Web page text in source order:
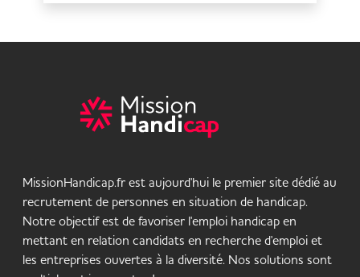
MissionHandicap.fr est aujourd'hui le premier site dédié au
recrutement de personnes en situation de handicap.
Notre objectif est de favoriser l'emploi handicap en
mettant en relation candidats en recherche d'emploi et
les entreprises ouvertes à la diversité. Nos solutions sont